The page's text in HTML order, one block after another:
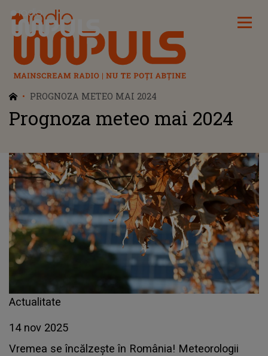
Radio Impuls
PROGNOZA METEO MAI 2024
Prognoza meteo mai 2024
Actualitate
14 nov 2025
Vremea se încălzește în România! Meteorologii